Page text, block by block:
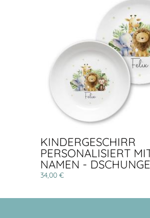
KINDERGESCHIRR
PERSONALISIERT
NAMEN -
34,00 €